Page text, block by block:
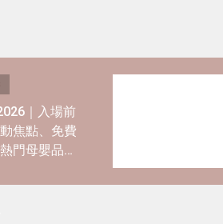
｜入場前
焦點、免費
門母嬰品牌